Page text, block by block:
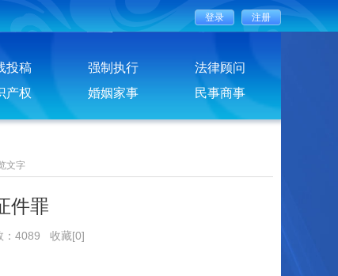
投稿 强制执行
法律顾问
产权 婚姻家事 民事商事
文字
件罪
：4089 收藏[0]